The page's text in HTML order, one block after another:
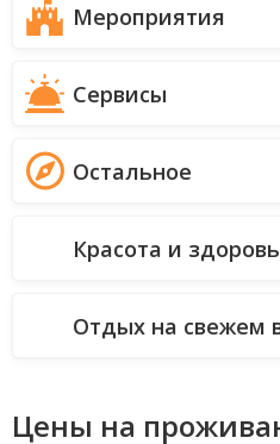
Мероприятия
Сервисы
Остальное
Красота и
Отдых на свежем
Цены на